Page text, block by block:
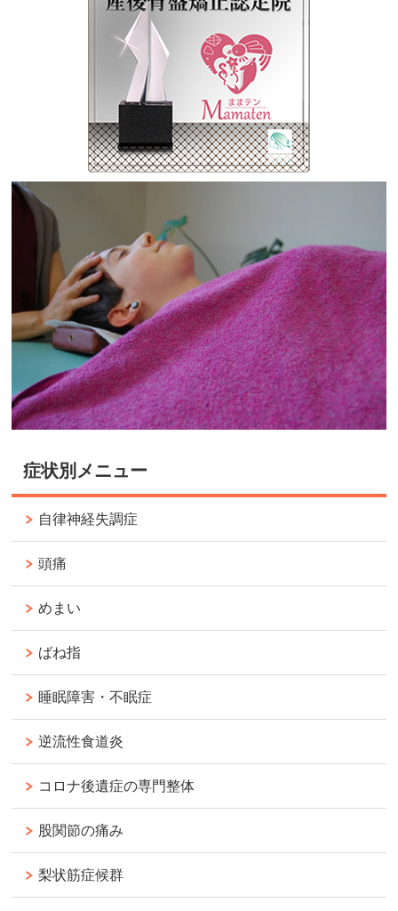
症状別メニュー
自律神経失調症
頭痛
めまい
ばね指
睡眠障害・不眠症
逆流性食道炎
コロナ後遺症の専門整体
股関節の痛み
梨状筋症候群